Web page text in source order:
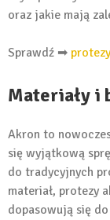
oraz jakie mają
Sprawdź ➡
Materiały i
Akron to
się wyjątkową
do tradycyjnych
materiał, protezy
dopasowują się